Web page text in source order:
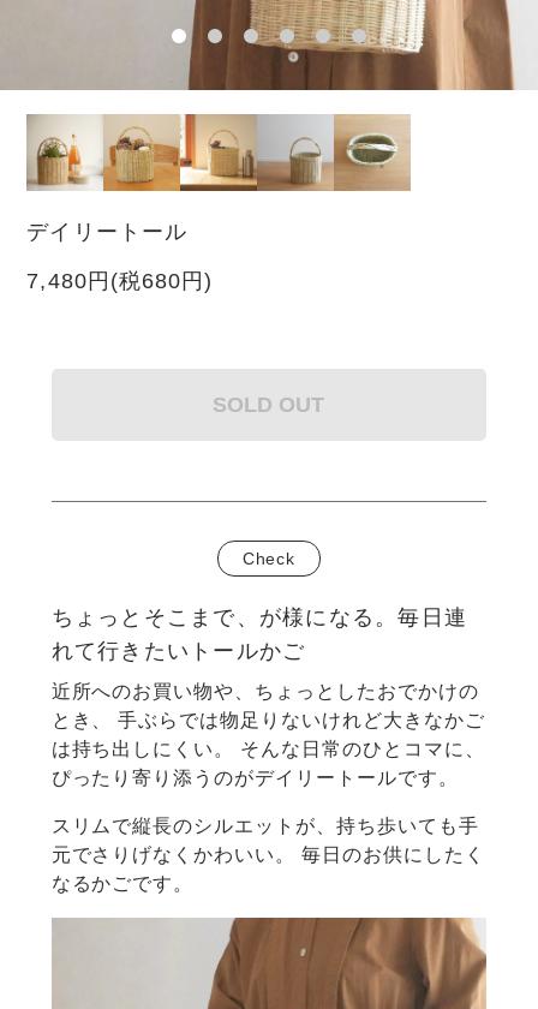
デイリートール
7,480円(税680円)
SOLD OUT
Check
ちょっとそこまで、が様になる。毎日連
れて行きたいトールかご
近所へのお買い物や、ちょっとしたおでかけの
とき、
手ぶらでは物足りないけれど大きなかご
は持ち出しにくい。
そんな日常のひとコマに、
ぴったり寄り添うのがデイリートールです。
スリムで縦長のシルエットが、持ち歩いても手
元でさりげなくかわいい。
毎日のお供にしたく
なるかごです。